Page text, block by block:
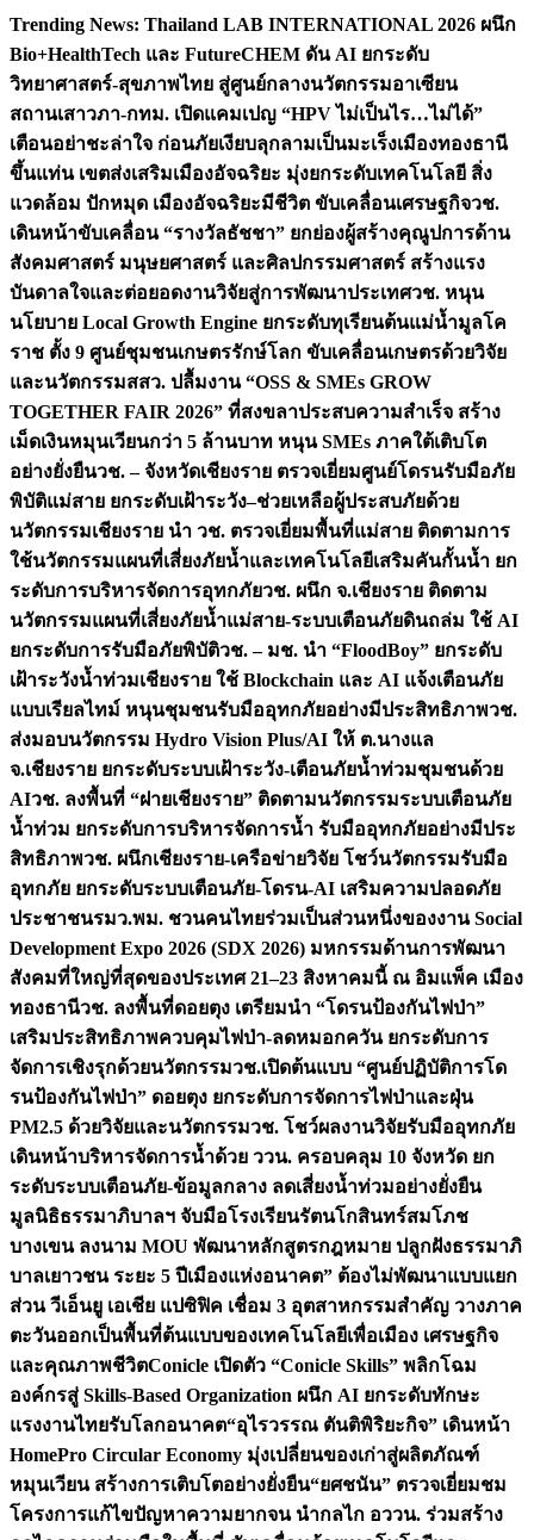
Skip
content
Trending News: Thailand LAB INTERNATIONAL 2026 ผนึก
Bio+HealthTech และ FutureCHEM ดัน AI ยกระดับ
วิทยาศาสตร์-สุขภาพไทย สู่ศูนย์กลางนวัตกรรมอาเซียน
สถานเสาวภา-กทม. เปิดแคมเปญ “HPV ไม่เป็นไร…ไม่ได้”
เตือนอย่าชะล่าใจ ก่อนภัยเงียบลุกลามเป็นมะเร็งเมืองทองธานี
ขึ้นแท่น เขตส่งเสริมเมืองอัจฉริยะ มุ่งยกระดับเทคโนโลยี สิ่ง
แวดล้อม ปักหมุด เมืองอัจฉริยะมีชีวิต ขับเคลื่อนเศรษฐกิจวช.
เดินหน้าขับเคลื่อน “รางวัลธัชชา” ยกย่องผู้สร้างคุณูปการด้าน
สังคมศาสตร์ มนุษยศาสตร์ และศิลปกรรมศาสตร์ สร้างแรง
บันดาลใจและต่อยอดงานวิจัยสู่การพัฒนาประเทศวช. หนุน
นโยบาย Local Growth Engine ยกระดับทุเรียนต้นแม่น้ำมูลโค
ราช ตั้ง 9 ศูนย์ชุมชนเกษตรรักษ์โลก ขับเคลื่อนเกษตรด้วยวิจัย
และนวัตกรรมสสว. ปลื้มงาน “OSS & SMEs GROW
TOGETHER FAIR 2026” ที่สงขลาประสบความสำเร็จ สร้าง
เม็ดเงินหมุนเวียนกว่า 5 ล้านบาท หนุน SMEs ภาคใต้เติบโต
อย่างยั่งยืนวช. – จังหวัดเชียงราย ตรวจเยี่ยมศูนย์โดรนรับมือภัย
พิบัติแม่สาย ยกระดับเฝ้าระวัง–ช่วยเหลือผู้ประสบภัยด้วย
นวัตกรรมเชียงราย นำ วช. ตรวจเยี่ยมพื้นที่แม่สาย ติดตามการ
ใช้นวัตกรรมแผนที่เสี่ยงภัยน้ำและเทคโนโลยีเสริมคันกั้นน้ำ ยก
ระดับการบริหารจัดการอุทกภัยวช. ผนึก จ.เชียงราย ติดตาม
นวัตกรรมแผนที่เสี่ยงภัยน้ำแม่สาย-ระบบเตือนภัยดินถล่ม ใช้ AI
ยกระดับการรับมือภัยพิบัติวช. – มช. นำ “FloodBoy” ยกระดับ
เฝ้าระวังน้ำท่วมเชียงราย ใช้ Blockchain และ AI แจ้งเตือนภัย
แบบเรียลไทม์ หนุนชุมชนรับมืออุทกภัยอย่างมีประสิทธิภาพวช.
ส่งมอบนวัตกรรม Hydro Vision Plus/AI ให้ ต.นางแล
จ.เชียงราย ยกระดับระบบเฝ้าระวัง-เตือนภัยน้ำท่วมชุมชนด้วย
AIวช. ลงพื้นที่ “ฝายเชียงราย” ติดตามนวัตกรรมระบบเตือนภัย
น้ำท่วม ยกระดับการบริหารจัดการน้ำ รับมืออุทกภัยอย่างมีประ
สิทธิภาพวช. ผนึกเชียงราย-เครือข่ายวิจัย โชว์นวัตกรรมรับมือ
อุทกภัย ยกระดับระบบเตือนภัย-โดรน-AI เสริมความปลอดภัย
ประชาชนรมว.พม. ชวนคนไทยร่วมเป็นส่วนหนึ่งของงาน Social
Development Expo 2026 (SDX 2026) มหกรรมด้านการพัฒนา
สังคมที่ใหญ่ที่สุดของประเทศ 21–23 สิงหาคมนี้ ณ อิมแพ็ค เมือง
ทองธานีวช. ลงพื้นที่ดอยตุง เตรียมนำ “โดรนป้องกันไฟป่า”
เสริมประสิทธิภาพควบคุมไฟป่า-ลดหมอกควัน ยกระดับการ
จัดการเชิงรุกด้วยนวัตกรรมวช.เปิดต้นแบบ “ศูนย์ปฏิบัติการโด
รนป้องกันไฟป่า” ดอยตุง ยกระดับการจัดการไฟป่าและฝุ่น
PM2.5 ด้วยวิจัยและนวัตกรรมวช. โชว์ผลงานวิจัยรับมืออุทกภัย
เดินหน้าบริหารจัดการน้ำด้วย ววน. ครอบคลุม 10 จังหวัด ยก
ระดับระบบเตือนภัย-ข้อมูลกลาง ลดเสี่ยงน้ำท่วมอย่างยั่งยืน
มูลนิธิธรรมาภิบาลฯ จับมือโรงเรียนรัตนโกสินทร์สมโภช
บางเขน ลงนาม MOU พัฒนาหลักสูตรกฎหมาย ปลูกฝังธรรมาภิ
บาลเยาวชน ระยะ 5 ปีเมืองแห่งอนาคต” ต้องไม่พัฒนาแบบแยก
ส่วน วีเอ็นยู เอเชีย แปซิฟิค เชื่อม 3 อุตสาหกรรมสำคัญ วางภาค
ตะวันออกเป็นพื้นที่ต้นแบบของเทคโนโลยีเพื่อเมือง เศรษฐกิจ
และคุณภาพชีวิตConicle เปิดตัว “Conicle Skills” พลิกโฉม
องค์กรสู่ Skills-Based Organization ผนึก AI ยกระดับทักษะ
แรงงานไทยรับโลกอนาคต“อุไรวรรณ ตันติพิริยะกิจ” เดินหน้า
HomePro Circular Economy มุ่งเปลี่ยนของเก่าสู่ผลิตภัณฑ์
หมุนเวียน สร้างการเติบโตอย่างยั่งยืน“ยศชนัน” ตรวจเยี่ยมชม
โครงการแก้ไขปัญหาความยากจน นำกลไก อววน. ร่วมสร้าง